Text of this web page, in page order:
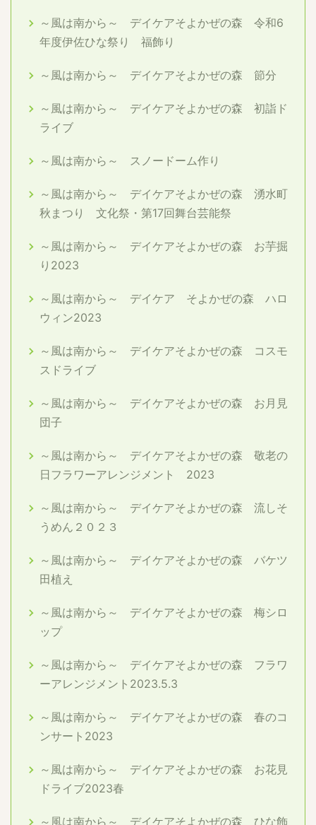
～風は南から～ デイケアそよかぜの森 令和6
年度伊佐ひな祭り 福飾り
～風は南から～ デイケアそよかぜの森 節分
～風は南から～ デイケアそよかぜの森 初詣ド
ライブ
～風は南から～ スノードーム作り
～風は南から～ デイケアそよかぜの森 湧水町
秋まつり 文化祭・第17回舞台芸能祭
～風は南から～ デイケアそよかぜの森 お芋掘
り2023
～風は南から～ デイケア そよかぜの森 ハロ
ウィン2023
～風は南から～ デイケアそよかぜの森 コスモ
スドライブ
～風は南から～ デイケアそよかぜの森 お月見
団子
～風は南から～ デイケアそよかぜの森 敬老の
日フラワーアレンジメント 2023
～風は南から～ デイケアそよかぜの森 流しそ
うめん２０２３
～風は南から～ デイケアそよかぜの森 バケツ
田植え
～風は南から～ デイケアそよかぜの森 梅シロ
ップ
～風は南から～ デイケアそよかぜの森 フラワ
ーアレンジメント2023.5.3
～風は南から～ デイケアそよかぜの森 春のコ
ンサート2023
～風は南から～ デイケアそよかぜの森 お花見
ドライブ2023春
～風は南から～ デイケアそよかぜの森 ひな飾